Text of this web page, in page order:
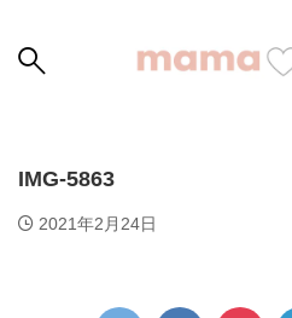
IMG-5863
2021年2月24日